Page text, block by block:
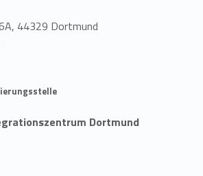
44329 Dortmund
Dortmund